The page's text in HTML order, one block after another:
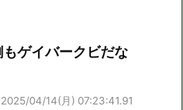
ゲイバークビだな
2025/04/14(月) 07:23:41.91